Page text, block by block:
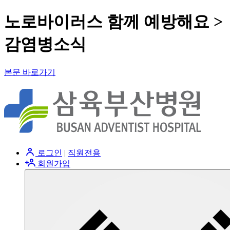
노로바이러스 함께 예방해요 >
감염병소식
본문 바로가기
로그인 | 직원전용
회원가입